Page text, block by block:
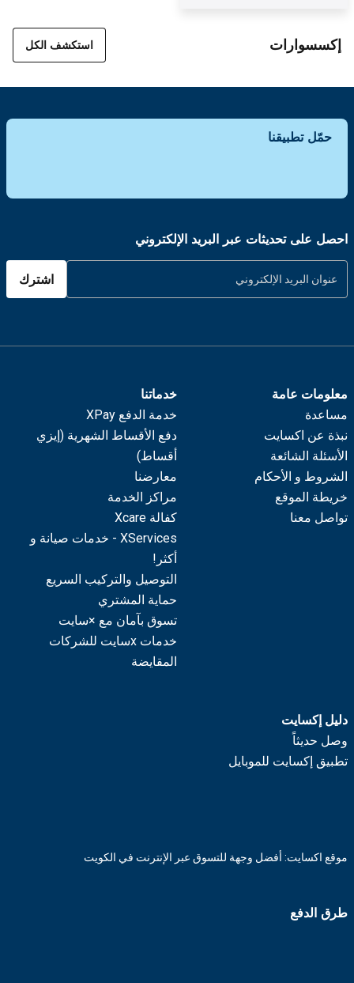
إكسسوارات استكشف الكل
حمّل تطبيقنا
احصل على تحديثات عبر البريد الإلكتروني
اشترك
معلومات عامة
مساعدة
نبذة عن اكسايت
الأسئلة الشائعة
الشروط و الأحكام
خريطة الموقع
تواصل معنا
خدماتنا
خدمة الدفع XPay
دفع الأقساط الشهرية (إيزي
أقساط)
معارضنا
مراكز الخدمة
كفالة Xcare
XServices - خدمات صيانة و
أكثر!
التوصيل والتركيب السريع
حماية المشتري
تسوق بآمان مع ×سايت
خدمات xسايت للشركات
المقايضة
دليل إكسايت
وصل حديثاً
تطبيق إكسايت للموبايل
موقع اكسايت: أفضل وجهة للتسوق عبر الإنترنت في الكويت
طرق الدفع